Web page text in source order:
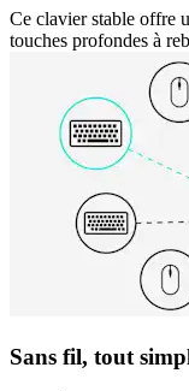
Ce clavier stable offre
touches profondes à
Sans fil, tout